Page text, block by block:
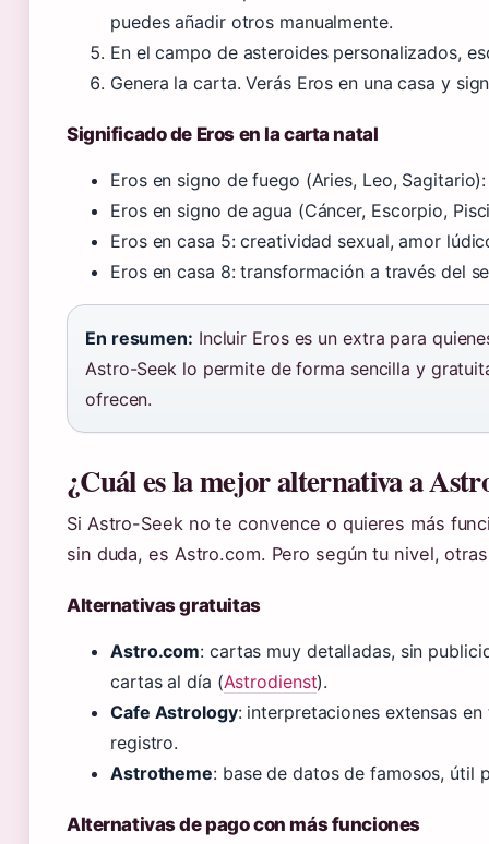
puedes añadir otros manualmente.
En el campo de asteroides personalizados,
Genera la carta. Verás Eros en una casa y
Significado de Eros en la carta natal
Eros en signo de fuego (Aries, Leo,
Eros en signo de agua (Cáncer, Escorpio,
Eros en casa 5: creatividad sexual, amor
Eros en casa 8: transformación a través del
En resumen: Incluir Eros es un extra para
Astro-Seek lo permite de forma sencilla y
ofrecen.
¿Cuál es la mejor alternativa a
Si Astro-Seek no te convence o quieres más
sin duda, es Astro.com. Pero según tu nivel,
Alternativas gratuitas
Astro.com: cartas muy detalladas, sin
cartas al día (Astrodienst).
Cafe Astrology: interpretaciones extensas
registro.
Astrotheme: base de datos de famosos, útil
Alternativas de pago con más funciones